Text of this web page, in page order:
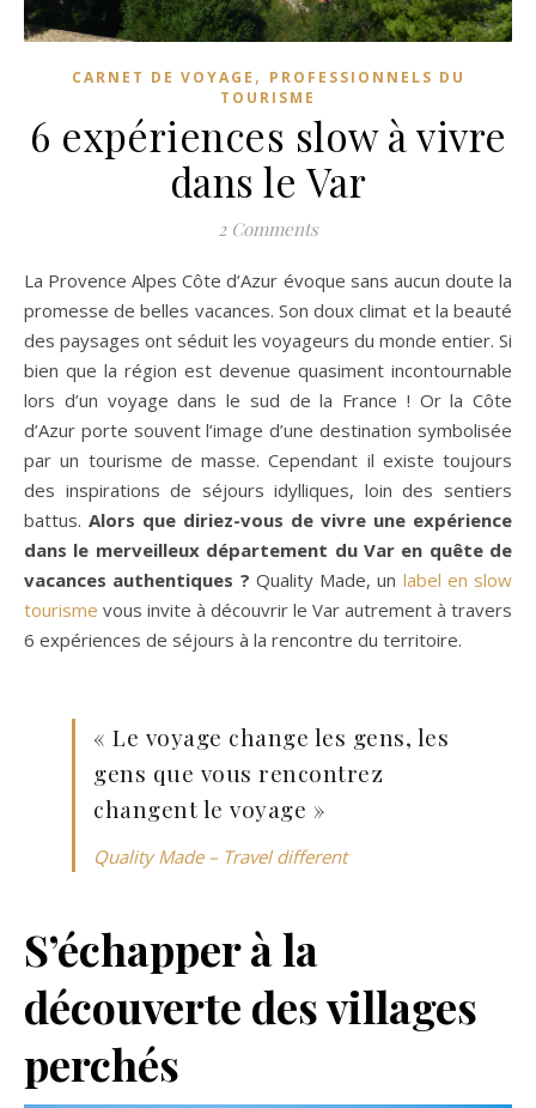
CARNET DE VOYAGE , PROFESSIONNELS DU
TOURISME
6 expériences slow à vivre
dans le Var
2 Comments
La Provence Alpes Côte d’Azur évoque sans aucun doute la
promesse de belles vacances. Son doux climat et la beauté
des paysages ont séduit les voyageurs du monde entier. Si
bien que la région est devenue quasiment incontournable
lors d’un voyage dans le sud de la France ! Or la Côte
d’Azur porte souvent l’image d’une destination symbolisée
par un tourisme de masse. Cependant il existe toujours
des inspirations de séjours idylliques, loin des sentiers
battus. Alors que diriez-vous de vivre une expérience
dans le merveilleux département du Var en quête de
vacances authentiques ? Quality Made, un label en slow
tourisme vous invite à découvrir le Var autrement à travers
6 expériences de séjours à la rencontre du territoire.
« Le voyage change les gens, les
gens que vous rencontrez
changent le voyage »
Quality Made – Travel different
S’échapper à la
découverte des villages
perchés